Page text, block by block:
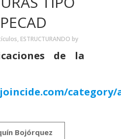
, ESTRUCTURANDO by
de la
Bojórquez